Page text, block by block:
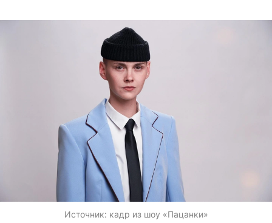
Источник: кадр из шоу «Пацанки»